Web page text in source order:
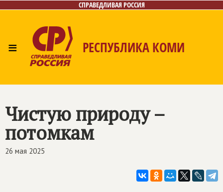
СПРАВЕДЛИВАЯ РОССИЯ
≡ РЕСПУБЛИКА КОМИ
Чистую природу –
потомкам
26 мая 2025